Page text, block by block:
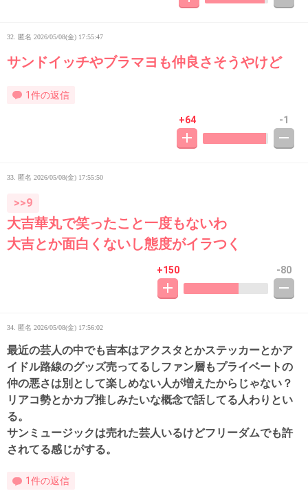
32. 匿名 2026/05/08(金) 17:55:47
サンドイッチやブラマヨも仲良さそうやけど
1件の返信
+64 -1
33. 匿名 2026/05/08(金) 17:55:50
>>9
大吉華丸で笑ったこと一度もないわ
大吉とか面白くないし態度がイラつく
+150 -80
34. 匿名 2026/05/08(金) 17:56:02
最近の芸人の中でも吉本はアクスタとかステッカーとかア
イドル路線のグッズ売ってるしファン層もプライベートの
仲の悪さは別として楽しめない人が増えたからじゃない？
リアコ勢とかカプ推しみたいな概念で話してる人わりとい
る。
サンミュージックは売れた芸人いるけどフリーダムでも許
されてる感じがする。
1件の返信